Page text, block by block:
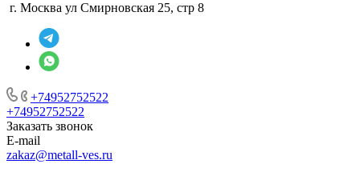
г. Москва ул Смирновская 25, стр 8
+74952752522
+74952752522
Заказать звонок
E-mail
zakaz@metall-ves.ru